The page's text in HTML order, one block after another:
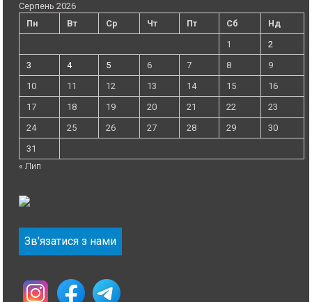
Серпень 2026
Пн
Вт Ср Чт Пт Сб
Нд
1
2
3
4 5 6 7 8
9
10
11 12 13 14 15
16
17
18 19 20 21 22
23
24
25 26 27 28 29
30
31
« Лип
Зв'язатися з нами